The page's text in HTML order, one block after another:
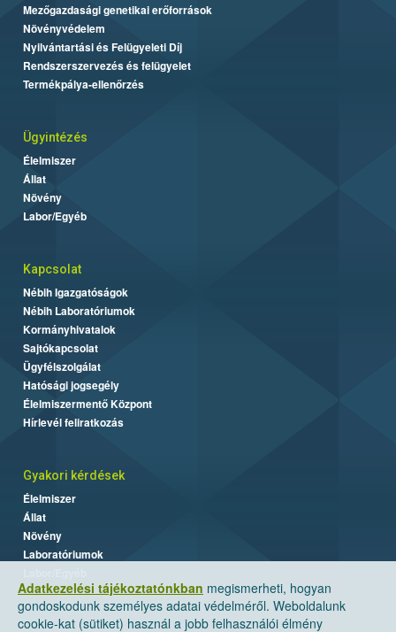
Adatkezelési tájékoztatónkban megismerheti, hogyan
gondoskodunk személyes adatai védelméről. Weboldalunk
cookie-kat (sütiket) használ a jobb felhasználói élmény
Mezőgazdasági genetikai erőforrások
Növényvédelem
Nyilvántartási és Felügyeleti Díj
Rendszerszervezés és felügyelet
Termékpálya-ellenőrzés
Ügyintézés
Élelmiszer
Állat
Növény
Labor/Egyéb
Kapcsolat
Nébih Igazgatóságok
Nébih Laboratóriumok
Kormányhivatalok
Sajtókapcsolat
Ügyfélszolgálat
Hatósági jogsegély
Élelmiszermentő Központ
Hírlevél feliratkozás
Gyakori kérdések
Élelmiszer
Állat
Növény
Laboratóriumok